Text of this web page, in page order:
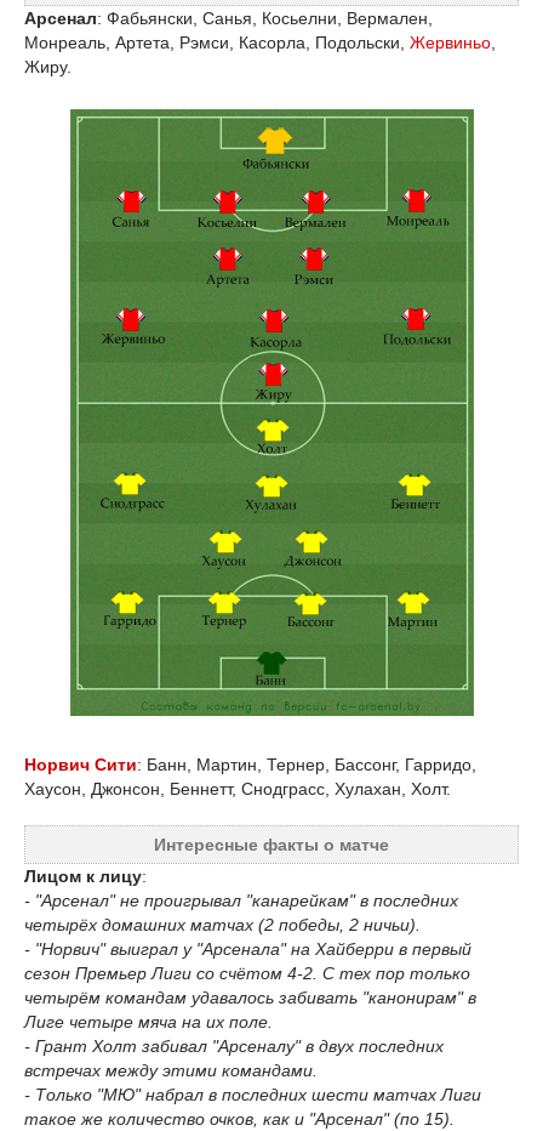
Арсенал: Фабьянски, Санья, Косьелни, Вермален,
Монреаль, Артета, Рэмси, Касорла, Подольски, Жервиньо,
Жиру.
Норвич Сити: Банн, Мартин, Тернер, Бассонг, Гарридо,
Хаусон, Джонсон, Беннетт, Снодграсс, Хулахан, Холт.
Интересные факты о матче
Лицом к лицу:
- "Арсенал" не проигрывал "канарейкам" в последних
четырёх домашних матчах (2 победы, 2 ничьи).
- "Норвич" выиграл у "Арсенала" на Хайберри в первый
сезон Премьер Лиги со счётом 4-2. С тех пор только
четырём командам удавалось забивать "канонирам" в
Лиге четыре мяча на их поле.
- Грант Холт забивал "Арсеналу" в двух последних
встречах между этими командами.
- Только "МЮ" набрал в последних шести матчах Лиги
такое же количество очков, как и "Арсенал" (по 15).